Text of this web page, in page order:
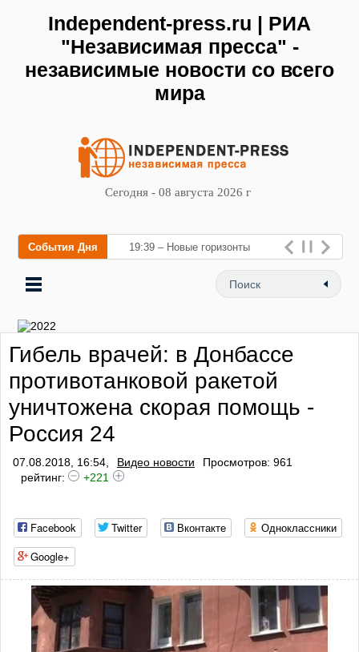
Independent-press.ru | РИА
"Независимая пресса" -
независимые новости со всего
мира
Сегодня - 08 августа 2026 г
События Дня 19:39 – Новые горизонты
флебологии: в Москве
открылся «Городской центр
Гибель врачей: в Донбассе
противотанковой ракетой
уничтожена скорая помощь -
Россия 24
07.08.2018, 16:54, Видео новости
Просмотров: 961
рейтинг:
+221
Facebook Twitter Вконтакте
Одноклассники
Google+